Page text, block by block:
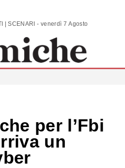
ANALISI | COMMENTI | SCENARI - venerdì 7 Agosto 2026
per l’Fbi
un